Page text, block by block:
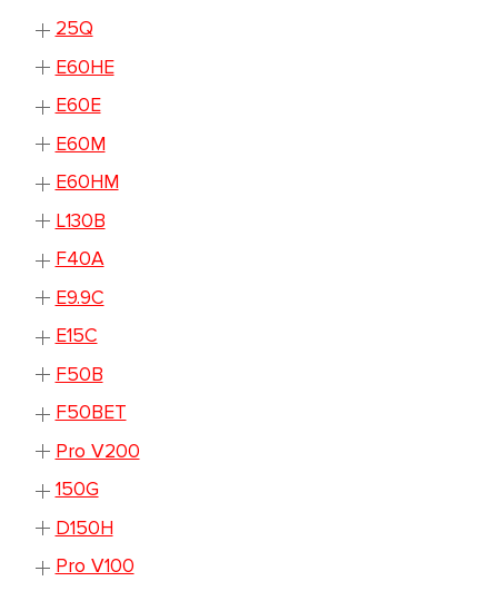
25Q
E60HE
E60E
E60M
E60HM
L130B
F40A
E9.9C
E15C
F50B
F50BET
Pro V200
150G
D150H
Pro V100